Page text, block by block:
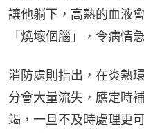
讓他躺下，高熱的血液
「燒壞個腦」，令病情
消防處則指出，在炎熱
分會大量流失，應定時
竭，一旦不及時處理更